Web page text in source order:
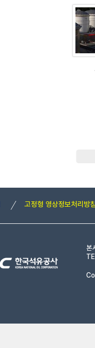
고정형 영상정보처리방
본